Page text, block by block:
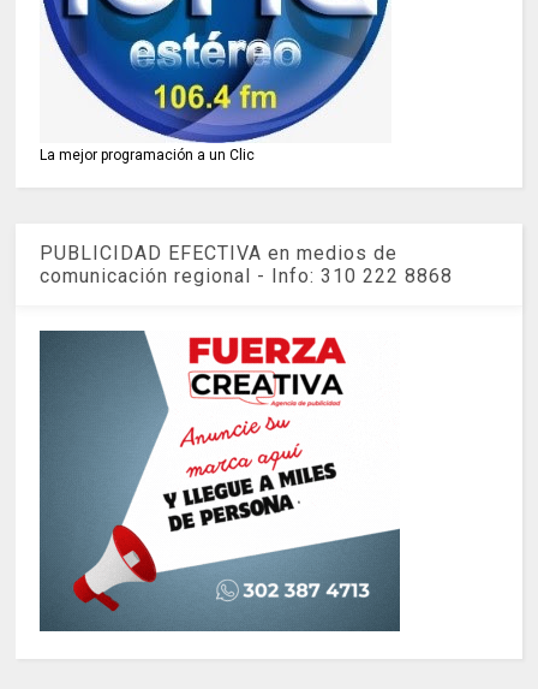
La mejor programación a un Clic
PUBLICIDAD EFECTIVA en medios de
comunicación regional - Info: 310 222 8868